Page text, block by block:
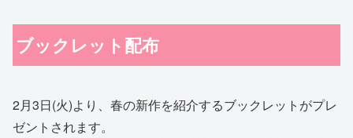
ブックレット配布
2月3日(火)より、春の新作を紹介するブックレットがプレ
ゼントされます。